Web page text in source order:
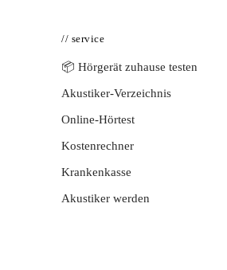
// service
📦 Hörgerät zuhause testen
Akustiker-Verzeichnis
Online-Hörtest
Kostenrechner
Krankenkasse
Akustiker werden